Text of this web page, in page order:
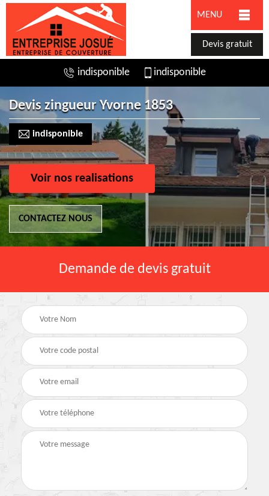
MENU
Devis gratuit
indisponible indisponible
Devis zingueur Yvorne 1853
indisponible
Voir nos realisations
CONTACTEZ NOUS
Demande de devis gratuit